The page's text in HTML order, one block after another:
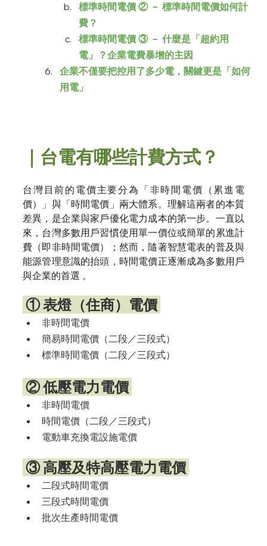
標準時間電價 ② － 標準時間電價如何計
費？
標準時間電價 ③ － 什麼是「超約用
電」？企業電費暴增的主因
企業不僅要把控用了多少電，關鍵更是「如何
用電」
｜台電有哪些計費方式？
台灣目前的電價主要分為「非時間電價（累進電
價）」與「時間電價」兩大體系。理解這兩者的本質
差異，是企業與家戶優化電力成本的第一步。一直以
來，台灣多數用戶習慣使用單一價位或簡單的累進計
費（即非時間電價）；然而，隨著智慧電表的普及與
能源管理意識的抬頭，時間電價正逐漸成為多數用戶
與企業的首選 。
① 表燈（住商）電價
非時間電價
簡易時間電價（二段／三段式）
標準時間電價（二段／三段式）
② 低壓電力電價
非時間電價
時間電價（二段／三段式）
電動車充換電設施電價
③ 高壓及特高壓電力電價
二段式時間電價
三段式時間電價
批次生產時間電價